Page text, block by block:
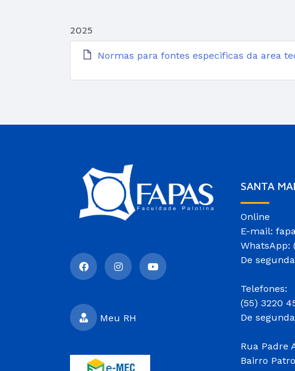
2025
Normas para fontes especificas da area
Meu RH
SANTA
Online
E-mail:
WhatsApp:
De
Telefones:
(55) 3220
De
Rua Padre
Bairro